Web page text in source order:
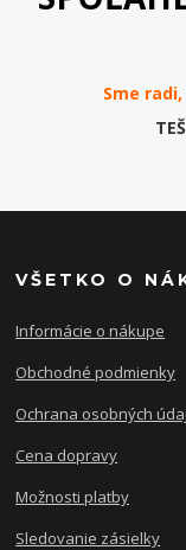
Sme
VŠETKO O
Informácie o nákupe
Obchodné podmienky
Ochrana osobných
Cena dopravy
Možnosti platby
Sledovanie zásielky